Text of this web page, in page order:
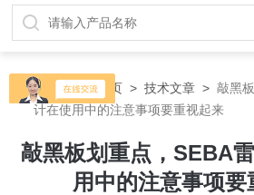
当前位置：首页 >技术文章 >敲黑
计在使用中的注意事项要重视起来
敲黑板划重点，SEBA
用中的注意事项要